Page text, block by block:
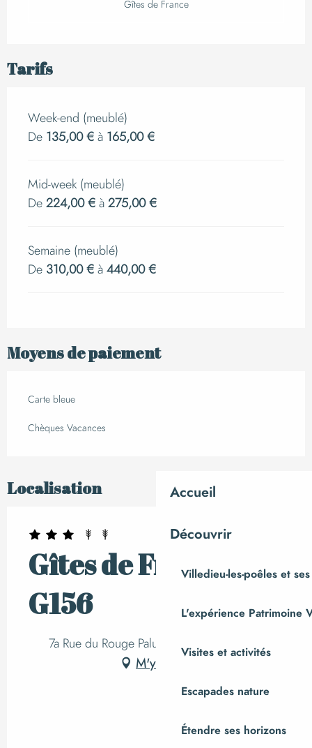
Accueil
Découvrir
Villedieu-les-poêles et
L'expérience Patrimoine
Visites et activités
Escapades nature
Étendre ses horizons
Gîtes de France
Tarifs
Week-end (meublé)
De 135,00 € à 165,00 €
Mid-week (meublé)
De 224,00 € à 275,00 €
Semaine (meublé)
De 310,00 € à 440,00 €
Moyens de paiement
Carte bleue
Chèques Vacances
Localisation
Gîtes de France
G156
7a Rue du Rouge Palu, 50800 La Bloutière
M'y rendre